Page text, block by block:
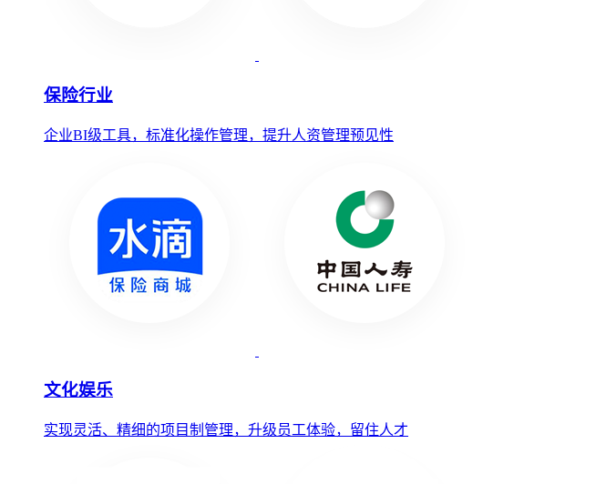
保险行业
企业BI级工具，标准化操作管理，提升人资管理预见性
文化娱乐
实现灵活、精细的项目制管理，升级员工体验，留住人才